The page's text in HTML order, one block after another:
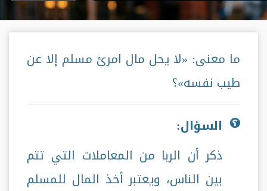
ما معنى: «لا يحل مال امرئ مسلم إلا عن
طيب نفسه»؟
السؤال:
ذكر أن الربا من المعاملات التي تتم
بين الناس، ويعتبر أخذ المال للمسلم